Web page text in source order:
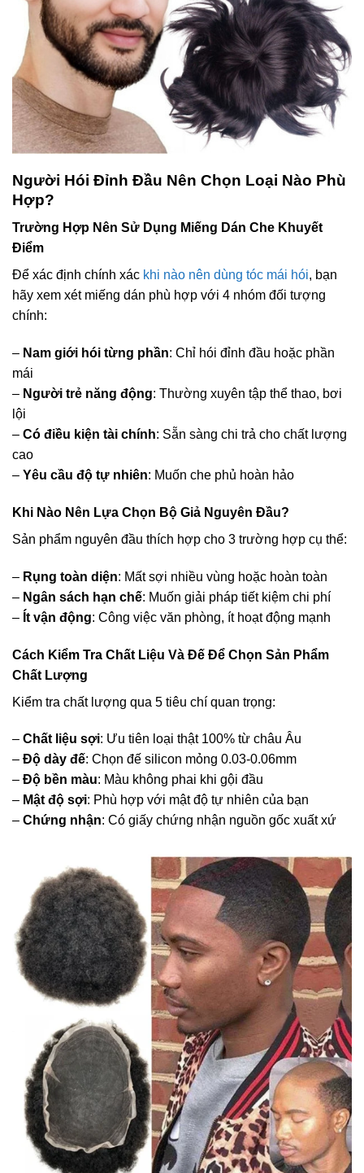
Người Hói Đỉnh Đầu Nên Chọn Loại Nào Phù
Hợp?
Trường Hợp Nên Sử Dụng Miếng Dán Che Khuyết
Điểm
Để xác định chính xác khi nào nên dùng tóc mái hói, bạn
hãy xem xét miếng dán phù hợp với 4 nhóm đối tượng
chính:
– Nam giới hói từng phần: Chỉ hói đỉnh đầu hoặc phần
mái
– Người trẻ năng động: Thường xuyên tập thể thao, bơi
lội
– Có điều kiện tài chính: Sẵn sàng chi trả cho chất lượng
cao
– Yêu cầu độ tự nhiên: Muốn che phủ hoàn hảo
Khi Nào Nên Lựa Chọn Bộ Giả Nguyên Đầu?
Sản phẩm nguyên đầu thích hợp cho 3 trường hợp cụ thể:
– Rụng toàn diện: Mất sợi nhiều vùng hoặc hoàn toàn
– Ngân sách hạn chế: Muốn giải pháp tiết kiệm chi phí
– Ít vận động: Công việc văn phòng, ít hoạt động mạnh
Cách Kiểm Tra Chất Liệu Và Đế Để Chọn Sản Phẩm
Chất Lượng
Kiểm tra chất lượng qua 5 tiêu chí quan trọng:
– Chất liệu sợi: Ưu tiên loại thật 100% từ châu Âu
– Độ dày đế: Chọn đế silicon mỏng 0.03-0.06mm
– Độ bền màu: Màu không phai khi gội đầu
– Mật độ sợi: Phù hợp với mật độ tự nhiên của bạn
– Chứng nhận: Có giấy chứng nhận nguồn gốc xuất xứ